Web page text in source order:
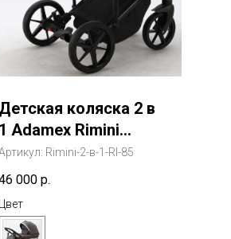
Детская коляска 2 в
1 Adamex Rimini
Римини)
Rimini-2-в-1-RI-85
000 р.
Цвет